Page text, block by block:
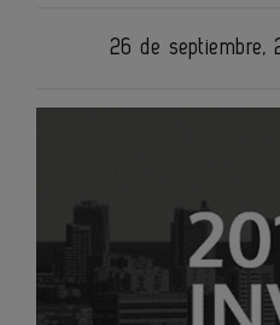
26 de septiembre,